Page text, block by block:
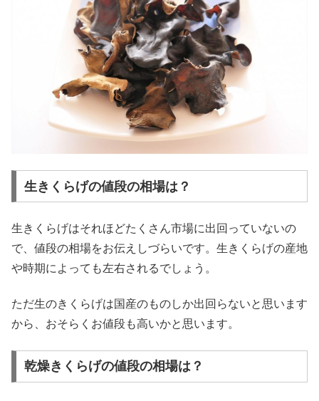
生きくらげの値段の相場は？
生きくらげはそれほどたくさん市場に出回っていないの
で、値段の相場をお伝えしづらいです。生きくらげの産地
や時期によっても左右されるでしょう。
ただ生のきくらげは国産のものしか出回らないと思います
から、おそらくお値段も高いかと思います。
乾燥きくらげの値段の相場は？